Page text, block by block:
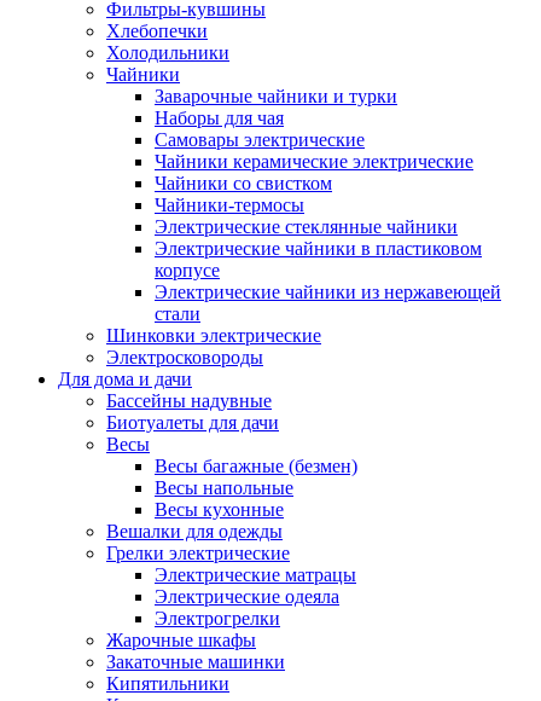
Фильтры-кувшины
Хлебопечки
Холодильники
Чайники
Заварочные чайники и турки
Наборы для чая
Самовары электрические
Чайники керамические электрические
Чайники со свистком
Чайники-термосы
Электрические стеклянные чайники
Электрические чайники в пластиковом
корпусе
Электрические чайники из нержавеющей
стали
Шинковки электрические
Электросковороды
Для дома и дачи
Бассейны надувные
Биотуалеты для дачи
Весы
Весы багажные (безмен)
Весы напольные
Весы кухонные
Вешалки для одежды
Грелки электрические
Электрические матрацы
Электрические одеяла
Электрогрелки
Жарочные шкафы
Закаточные машинки
Кипятильники